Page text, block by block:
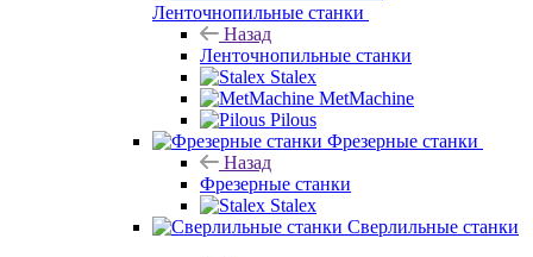
Ленточнопильные станки
Назад
Ленточнопильные станки
Stalex
MetMachine
Pilous
Фрезерные станки
Назад
Фрезерные станки
Stalex
Сверлильные станки